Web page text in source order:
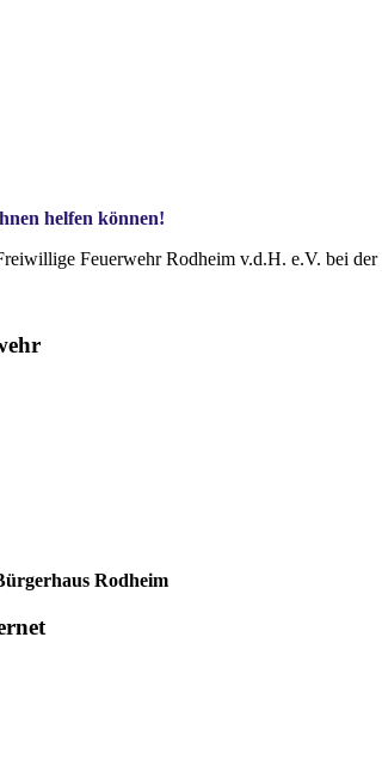
helfen können!
Feuerwehr Rodheim v.d.H. e.V. bei
Rodheim